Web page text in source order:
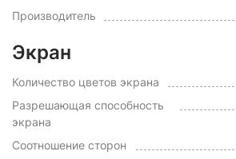
Производитель
Экран
Количество цветов экрана
Разрешающая способность
экрана
Соотношение сторон